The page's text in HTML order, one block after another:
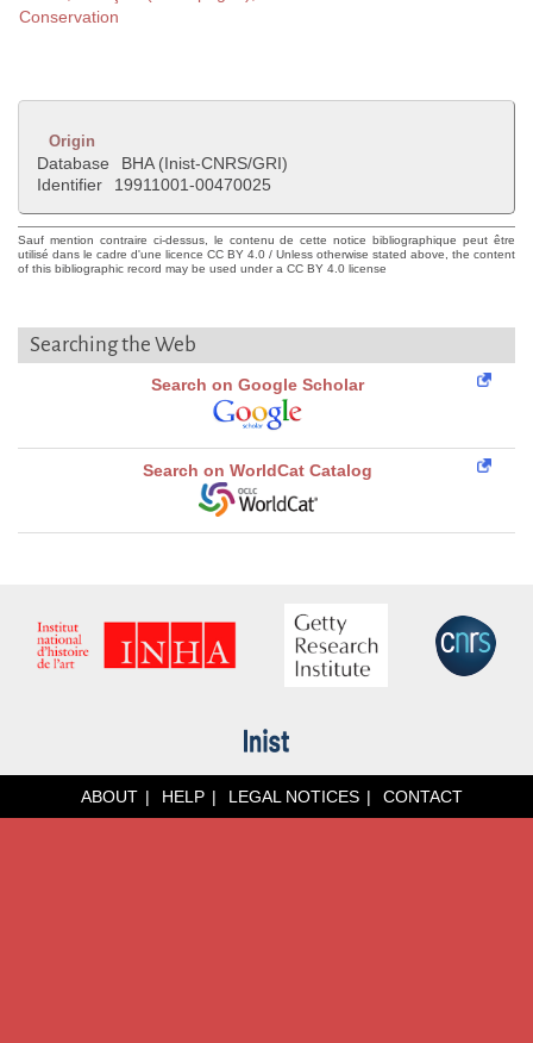
Conservation
Origin
Database
BHA (Inist-CNRS/GRI)
Identifier
19911001-00470025
Sauf mention contraire ci-dessus, le contenu de cette notice bibliographique peut être
utilisé dans le cadre d'une licence CC BY 4.0 / Unless otherwise stated above, the content
of this bibliographic record may be used under a CC BY 4.0 license
Searching the Web
Search on Google Scholar
Search on WorldCat Catalog
ABOUT HELP LEGAL NOTICES CONTACT